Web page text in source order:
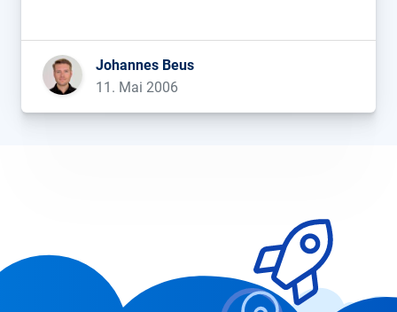
werden. URL: google.com/trends Google Co-op –
Benutzer können hier Inhalte von
Contentanbietern abonnieren und erhalten diese
Johannes Beus
11. Mai 2006